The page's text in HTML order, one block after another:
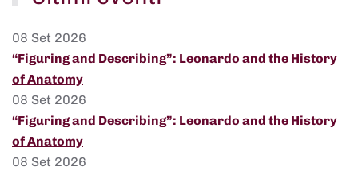
08 Set 2026
“Figuring and Describing”: Leonardo and the History
of Anatomy
08 Set 2026
“Figuring and Describing”: Leonardo and the History
of Anatomy
08 Set 2026